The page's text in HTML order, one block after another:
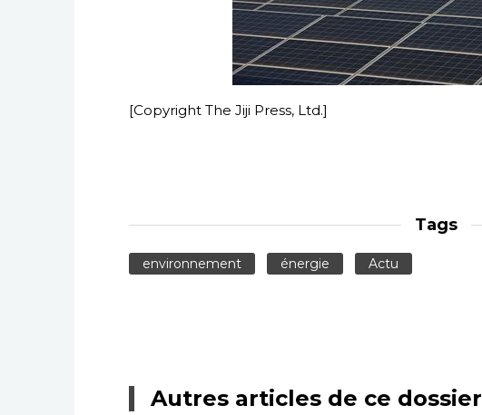
[Copyright The Jiji Press, Ltd.]
Tags
environnement énergie Actu
Autres articles de ce dossier